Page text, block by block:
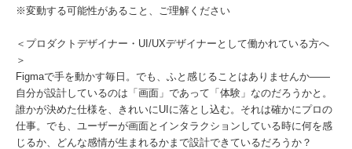
※変動する可能性があること、ご理解ください
＜プロダクトデザイナー・UI/UXデザイナーとして働かれている方へ
＞
Figmaで手を動かす毎日。でも、ふと感じることはありませんか——
自分が設計しているのは「画面」であって「体験」なのだろうかと。
誰かが決めた仕様を、きれいにUIに落とし込む。それは確かにプロの
仕事。でも、ユーザーが画面とインタラクションしている時に何を感
じるか、どんな感情が生まれるかまで設計できているだろうか？